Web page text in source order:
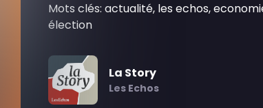
Mots clés: actualité, les echos,
élection
La Story
Les Echos